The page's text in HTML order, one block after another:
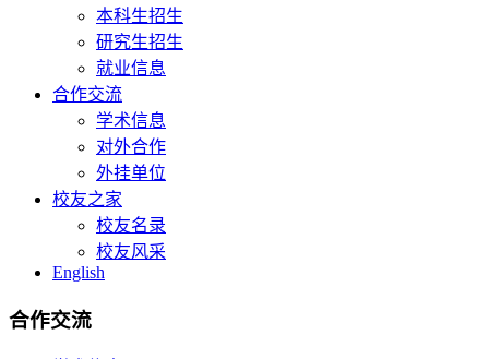
本科生招生
研究生招生
就业信息
合作交流
学术信息
对外合作
外挂单位
校友之家
校友名录
校友风采
English
合作交流